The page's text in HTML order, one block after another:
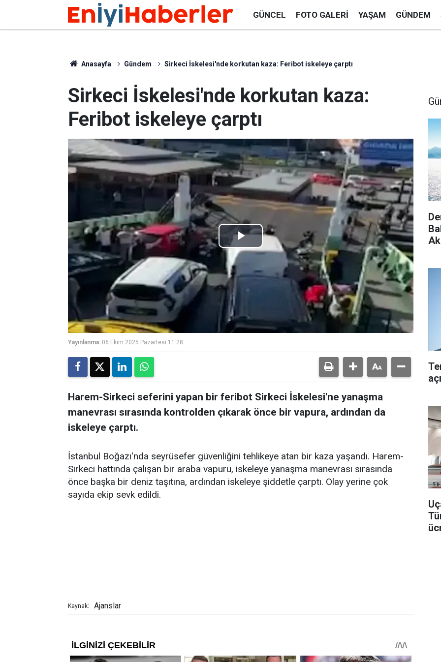
GÜNCEL FOTO GALERI YAŞAM GÜNDEM
Anasayfa Gündem Sirkeci İskelesi'nde korkutan kaza: Feribot iskeleye çarptı
Sirkeci İskelesi'nde korkutan kaza:
Feribot iskeleye çarptı
Play
Video
Yayınlanma: 06 Ekim 2025 Pazartesi 11:28
Harem-Sirkeci seferini yapan bir feribot Sirkeci İskelesi'ne yanaşma
manevrası sırasında kontrolden çıkarak önce bir vapura, ardından da
iskeleye çarptı.
İstanbul Boğazı'nda seyrüsefer güvenliğini tehlikeye atan bir kaza yaşandı. Harem-
Sirkeci hattında çalışan bir araba vapuru, iskeleye yanaşma manevrası sırasında
önce başka bir deniz taşıtına, ardından iskeleye şiddetle çarptı. Olay yerine çok
sayıda ekip sevk edildi.
Kaynak: Ajanslar